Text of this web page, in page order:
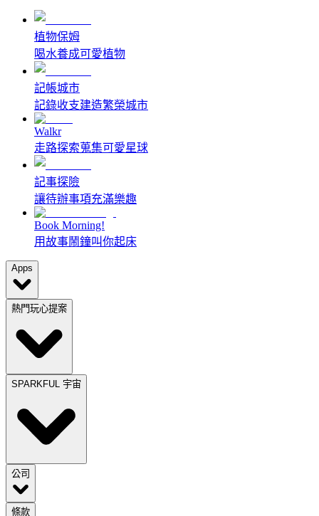
植物保姆
喝水養成可愛植物
記帳城市
記錄收支建造繁榮城市
Walkr
走路探索蒐集可愛星球
記事探險
讓待辦事項充滿樂趣
Book Morning!
用故事鬧鐘叫你起床
Apps
熱門玩心提案
SPARKFUL 宇宙
公司
條款